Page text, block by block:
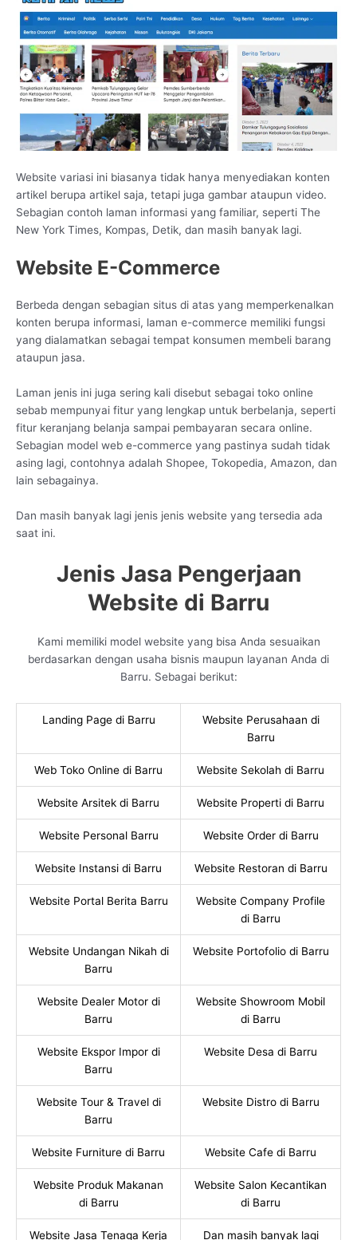
Website variasi ini biasanya tidak hanya menyediakan konten
artikel berupa artikel saja, tetapi juga gambar ataupun video.
Sebagian contoh laman informasi yang familiar, seperti The
New York Times, Kompas, Detik, dan masih banyak lagi.
Website E-Commerce
Berbeda dengan sebagian situs di atas yang memperkenalkan
konten berupa informasi, laman e-commerce memiliki fungsi
yang dialamatkan sebagai tempat konsumen membeli barang
ataupun jasa.
Laman jenis ini juga sering kali disebut sebagai toko online
sebab mempunyai fitur yang lengkap untuk berbelanja, seperti
fitur keranjang belanja sampai pembayaran secara online.
Sebagian model web e-commerce yang pastinya sudah tidak
asing lagi, contohnya adalah Shopee, Tokopedia, Amazon, dan
lain sebagainya.
Dan masih banyak lagi jenis jenis website yang tersedia ada
saat ini.
Jenis Jasa Pengerjaan
Website di Barru
Kami memiliki model website yang bisa Anda sesuaikan
berdasarkan dengan usaha bisnis maupun layanan Anda di
Barru. Sebagai berikut:
Landing Page di Barru
Website Perusahaan di
Barru
Web Toko Online di Barru Website Sekolah di Barru
Website Arsitek di Barru Website Properti di Barru
Website Personal Barru Website Order di Barru
Website Instansi di Barru Website Restoran di Barru
Website Portal Berita Barru
Website Company Profile
di Barru
Website Undangan Nikah di
Barru
Website Portofolio di Barru
Website Dealer Motor di
Barru
Website Showroom Mobil
di Barru
Website Ekspor Impor di
Barru
Website Desa di Barru
Website Tour & Travel di
Barru
Website Distro di Barru
Website Furniture di Barru Website Cafe di Barru
Website Produk Makanan
di Barru
Website Salon Kecantikan
di Barru
Website Jasa Tenaga Kerja Dan masih banyak lagi